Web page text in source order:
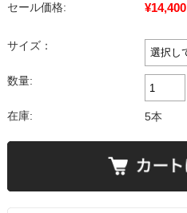
セール価格:
¥14,400
サイズ：
数量:
在庫: 5本